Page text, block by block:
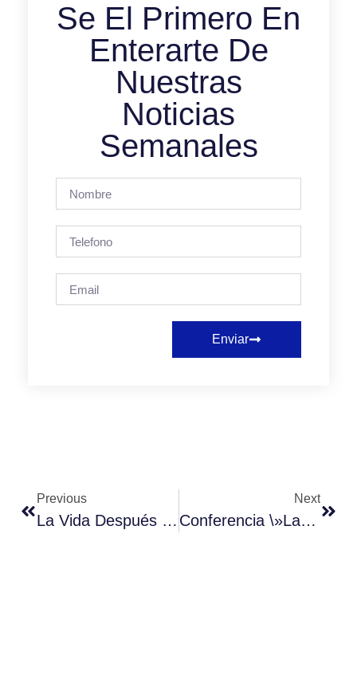
Se El Primero En
Enterarte De
Nuestras
Noticias
Semanales
Enviar
Previous
La Vida Después De La Pandemia
Next
Conferencia \»Las Comunidades En Una Economía Social De Mercado\», José Ruiz San Román